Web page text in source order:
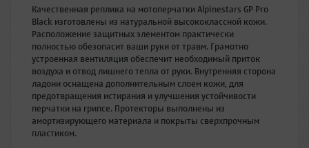
Качественная реплика на мотоперчатки Alpinestars GP Pro
Black изготовлены из натуральной высококлассной кожи.
Расположение защитных элементом практически
полностью обезопасит ваши руки от травм. Грамотно
устроенная вентиляция обеспечит необходимый приток
воздуха и отвод лишнего тепла от руки. Внутренняя сторона
ладони оснащена дополнительным слоем кожи, для
предотвращения истирания и улучшения устойчивости
перчатки на грипсе. Протекторы выполнены из
амортизирующего материала и покрыты сверхпрочным
пластиком.